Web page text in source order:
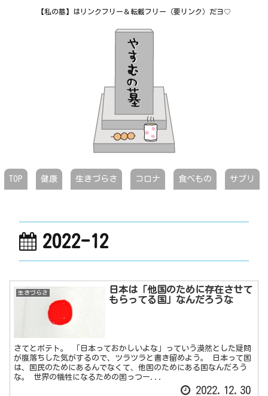
【私の墓】はリンクフリー＆転載フリー（要リンク）だヨ♡
TOP 健康 生きづらさ コロナ 食べもの サプリ
2022-12
生きづらさ
日本は「他国のために存在させて
もらってる国」なんだろうな
さてとポテト。 「日本っておかしいよな」っていう漠然とした疑問
が腹落ちした気がするので、ツラツラと書き留めよう。 日本って国
は、国民のためにあるんでなくて、他国のためにある国なんだろう
な。 世界の犠牲になるための国っつー...
2022.12.30